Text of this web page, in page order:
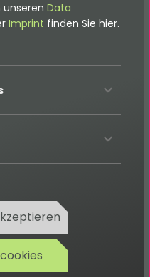
pro Standort
nutzen?
von klassischen
unseren Data
Imprint finden Sie hier.